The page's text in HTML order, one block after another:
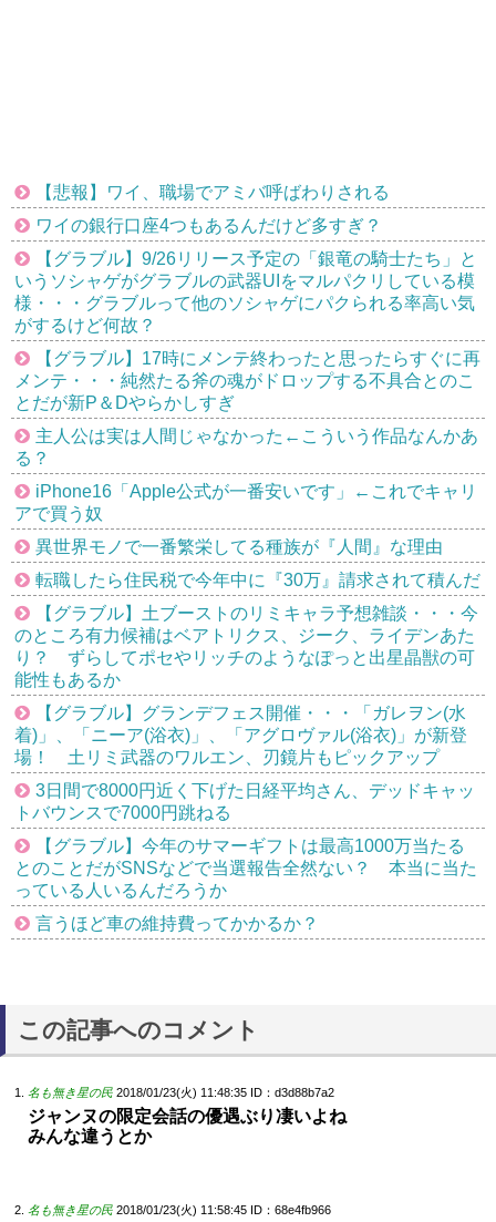
【悲報】ワイ、職場でアミバ呼ばわりされる
ワイの銀行口座4つもあるんだけど多すぎ？
【グラブル】9/26リリース予定の「銀竜の騎士たち」と
いうソシャゲがグラブルの武器UIをマルパクリしている模
様・・・グラブルって他のソシャゲにパクられる率高い気
がするけど何故？
【グラブル】17時にメンテ終わったと思ったらすぐに再
メンテ・・・純然たる斧の魂がドロップする不具合とのこ
とだが新P＆Dやらかしすぎ
主人公は実は人間じゃなかった←こういう作品なんかあ
る？
iPhone16「Apple公式が一番安いです」←これでキャリ
アで買う奴
異世界モノで一番繁栄してる種族が『人間』な理由
転職したら住民税で今年中に『30万』請求されて積んだ
【グラブル】土ブーストのリミキャラ予想雑談・・・今
のところ有力候補はベアトリクス、ジーク、ライデンあた
り？ ずらしてポセやリッチのようなぽっと出星晶獣の可
能性もあるか
【グラブル】グランデフェス開催・・・「ガレヲン(水
着)」、「ニーア(浴衣)」、「アグロヴァル(浴衣)」が新登
場！ 土リミ武器のワルエン、刃鏡片もピックアップ
3日間で8000円近く下げた日経平均さん、デッドキャッ
トバウンスで7000円跳ねる
【グラブル】今年のサマーギフトは最高1000万当たる
とのことだがSNSなどで当選報告全然ない？ 本当に当た
っている人いるんだろうか
言うほど車の維持費ってかかるか？
この記事へのコメント
名も無き星の民 2018/01/23(火) 11:48:35 ID：d3d88b7a2
ジャンヌの限定会話の優遇ぶり凄いよね
みんな違うとか
名も無き星の民 2018/01/23(火) 11:58:45 ID：68e4fb966